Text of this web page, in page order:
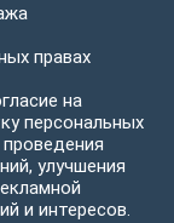
правах
на
персональных
улучшения
и интересов.